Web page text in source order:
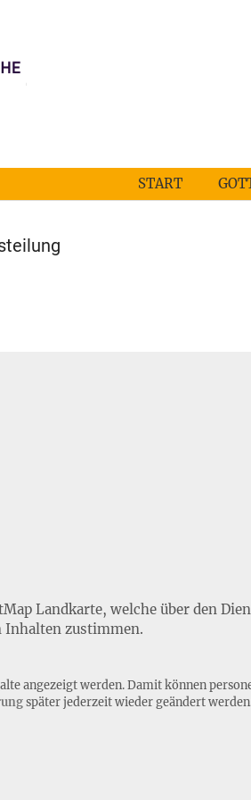
START
Landkarte, welche über den
Inhalten zustimmen.
angezeigt werden. Damit können
später jederzeit wieder geändert